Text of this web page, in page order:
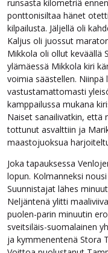
runsasta kilometriä
ponttonisiltaa hänet
kilpailusta. Jäljellä oli
Kaljus oli juossut
Mikkola oli ollut keväällä
ylämäessä Mikkola kiri
voimia säästellen. Niinpä
vastustamattomasti
kamppailussa mukana
Naiset sanailivatkin, että
tottunut asvalttiin ja
maastojuoksua
Joka tapauksessa
lopun. Kolmanneksi
Suunnistajat lähes
Neljäntenä ylitti
puolen-parin minuutin
sveitsiläis-suomalainen
ja kymmenentenä Stora